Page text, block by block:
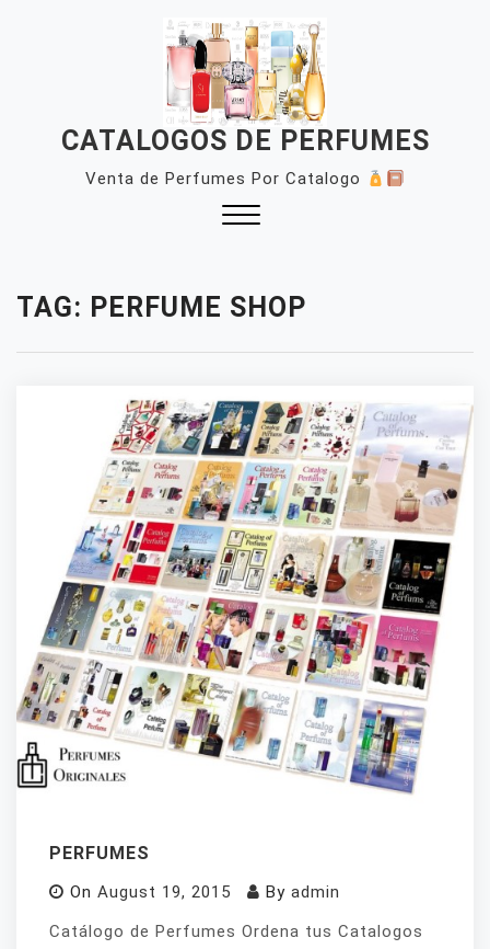
CATALOGOS DE PERFUMES
Venta de Perfumes Por Catalogo
TAG: PERFUME SHOP
PERFUMES
On August 19, 2015 By admin
Catálogo de Perfumes Ordena tus Catalogos